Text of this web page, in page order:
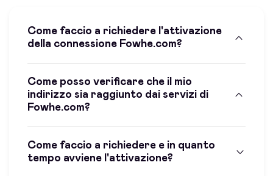
Come faccio a richiedere l'attivazione
della connessione Fowhe.com?
Come posso verificare che il mio
indirizzo sia raggiunto dai servizi di
Fowhe.com?
Come faccio a richiedere e in quanto
tempo avviene l'attivazione?